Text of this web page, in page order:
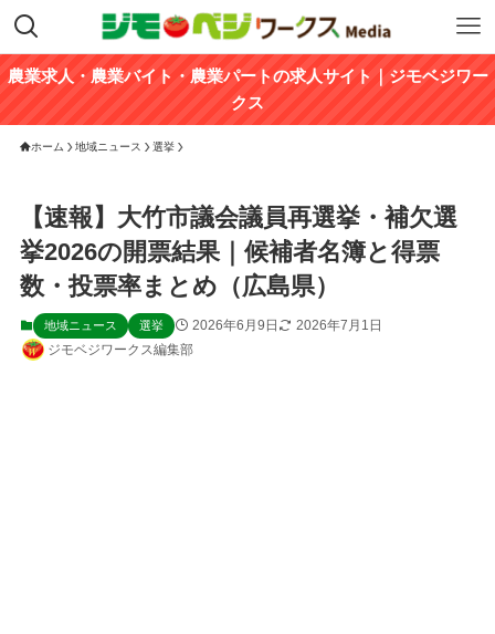
農業求人・農業バイト・農業パートの求人サイト｜ジモベジワー
クス
ホーム 地域ニュース 選挙
【速報】大竹市議会議員再選挙・補欠選
挙2026の開票結果｜候補者名簿と得票
数・投票率まとめ（広島県）
地域ニュース 選挙 2026年6月9日
2026年7月1日
ジモベジワークス編集部